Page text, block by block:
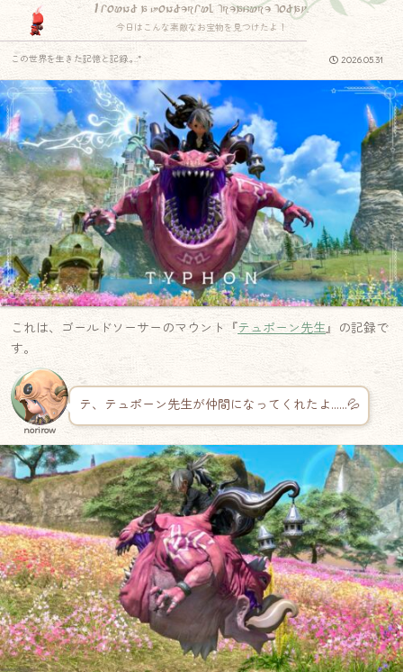
I found a wonderful treasure today.
今日はこんな素敵なお宝物を見つけたよ！
2026.05.31
この世界を生きた記憶と記録.｡.:*
これは、ゴールドソーサーのマウント『テュポーン先生』の記録で
す。
norirow
テ、テュポーン先生が仲間になってくれたよ……💦